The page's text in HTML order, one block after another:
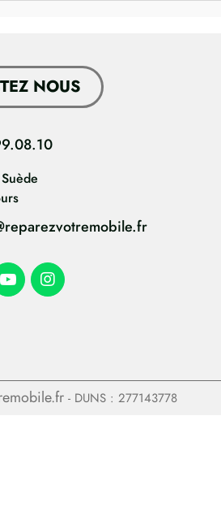
NOUS
- DUNS : 277143778